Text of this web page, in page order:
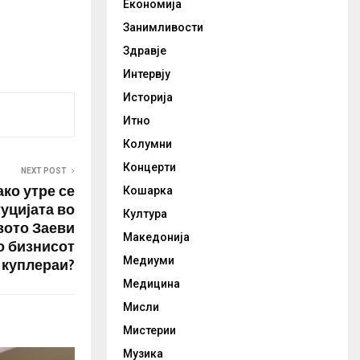
N-TV, кој
неговата
NEXT POST
утре се
во
Заеви
бизнисот
Економија
Занимливости
Здравје
Интервју
Историја
Итно
Колумни
Концерти
Кошарка
Култура
Македонија
Медиуми
Медицина
Мисли
Мистерии
Музика